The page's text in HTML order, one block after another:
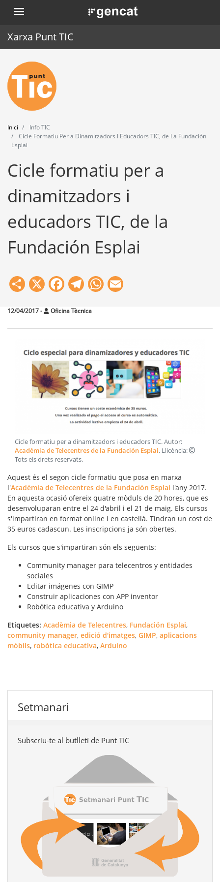
Vés
al
. Obre en una nova finestra.
Xarxa Punt TIC
Inici
Punt TIC
Actualitat
Agenda
Eines
Inici
Info TIC
Cicle Formatiu Per a Dinamitzadors I Educadors TIC, de La Fundación
Esplai
Cicle formatiu per a
dinamitzadors i
educadors TIC, de la
Fundación Esplai
Share
X Facebook
Telegram
WhatsApp
12/04/2017- Oficina Tècnica
Cicle formatiu per a dinamitzadors i educadors TIC. Autor:
Acadèmia de Telecentres de la Fundación Esplai. Llicència:
Tots els drets reservats.
Aquest és el segon cicle formatiu que posa en marxa
l'Acadèmia de Telecentres de la Fundación Esplai l'any 2017.
En aquesta ocasió ofereix quatre mòduls de 20 hores, que es
desenvoluparan entre el 24 d'abril i el 21 de maig. Els cursos
s'impartiran en format online i en castellà. Tindran un cost de
35 euros cadascun. Les inscripcions ja són obertes.
Els cursos que s'impartiran són els següents:
Community manager para telecentros y entidades
sociales
Editar imágenes con GIMP
Construir aplicaciones con APP inventor
Robótica educativa y Arduino
Etiquetes: Acadèmia de Telecentres, Fundación Esplai,
community manager, edició d'imatges, GIMP, aplicacions
mòbils, robòtica educativa, Arduino
Setmanari
Subscriu-te al butlletí de Punt TIC